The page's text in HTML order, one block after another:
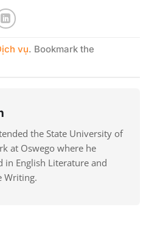
vụ. Bookmark the
the State University of
at Oswego where he
in English Literature and
Writing.